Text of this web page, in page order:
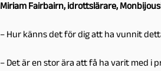
Miriam Fairbairn, idrottslärare,
– Hur känns det för dig att ha vunnit
– Det är en stor ära att få ha varit med i